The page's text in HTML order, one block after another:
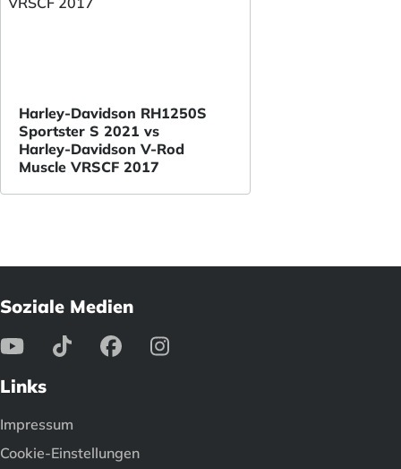
Harley-Davidson RH1250S
Sportster S 2021 vs
Harley-Davidson V-Rod
Muscle VRSCF 2017
Soziale Medien
Links
Impressum
Cookie-Einstellungen